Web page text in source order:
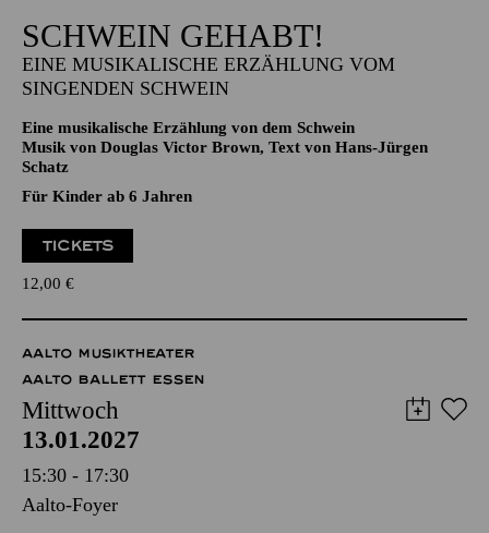
SCHWEIN GEHABT!
EINE MUSIKALISCHE ERZÄHLUNG VOM
SINGENDEN SCHWEIN
Eine musikalische Erzählung von dem Schwein
Musik von Douglas Victor Brown, Text von Hans-Jürgen
Schatz
Für Kinder ab 6 Jahren
TICKETS
12,00 €
AALTO MUSIKTHEATER
AALTO BALLETT ESSEN
Mittwoch
13.01.2027
15:30 - 17:30
Aalto-Foyer